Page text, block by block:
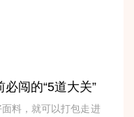
闯的“5道大关”
料，就可以打包走进